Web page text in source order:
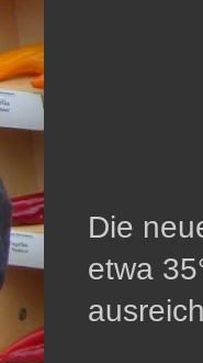
Die
etwa